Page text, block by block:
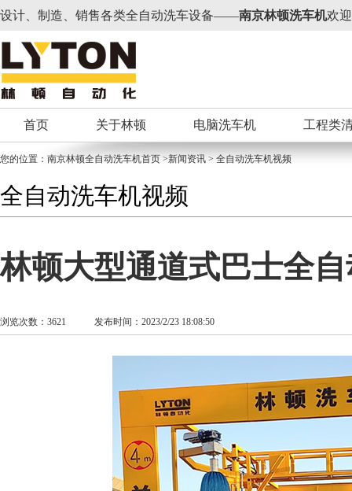
设计、制造、销售各类全自动洗车设备——南京林顿洗车机欢
首页 关于林顿 电脑洗车机 工程类
您的位置： 南京林顿全自动洗车机首页 >新闻资讯 > 全自动洗车机视频
全自动洗车机视频
林顿大型通道式巴士全
浏览次数：3621 发布时间：2023/2/23 18:08:50